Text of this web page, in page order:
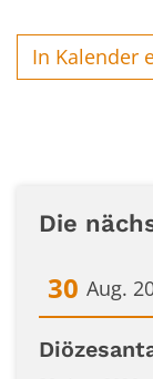
In Kalender
Die
30 Aug.
Datum: 30.